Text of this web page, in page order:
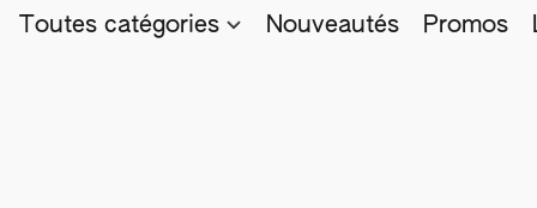
Toutes catégories Nouveautés Promos